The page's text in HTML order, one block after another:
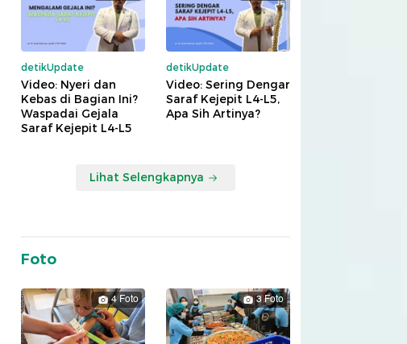
detikUpdate
Video: Nyeri dan
Kebas di Bagian Ini?
Waspadai Gejala
Saraf Kejepit L4-L5
detikUpdate
Video: Sering Dengar
Saraf Kejepit L4-L5,
Apa Sih Artinya?
Lihat Selengkapnya
Foto
4 Foto 3 Foto